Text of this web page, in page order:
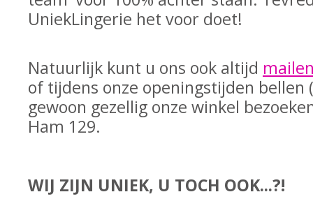
UniekLingerie het voor doet!
Natuurlijk kunt u ons ook altijd
of tijdens onze openingstijden bellen
gewoon gezellig onze winkel
Ham 129.
WIJ ZIJN UNIEK, U TOCH OOK...?!